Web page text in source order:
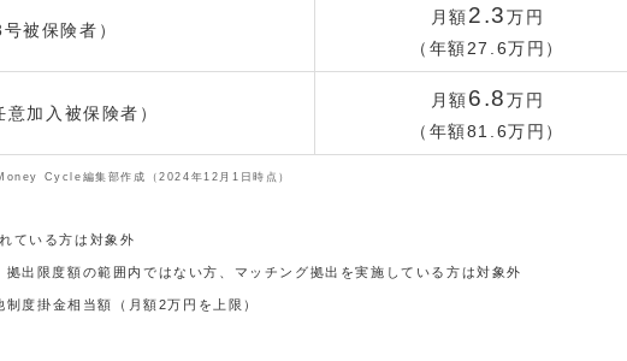
被保険者）
月額 2.3 万円
（年額27.6万円）
加入被保険者）
月額 6.8 万円
（年額81.6万円）
Cycle編集部作成（2024年12月1日時点）
ている方は対象外
限度額の範囲内ではない方、マッチング拠出を実施している方は対象外
度掛金相当額（月額2万円を上限）